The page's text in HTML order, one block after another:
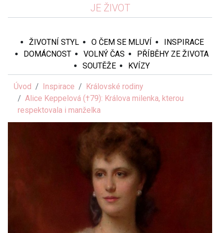
JE ŽIVOT
ŽIVOTNÍ STYL O ČEM SE MLUVÍ
INSPIRACE
DOMÁCNOST
VOLNÝ ČAS
PŘÍBĚHY ZE ŽIVOTA
SOUTĚŽE
KVÍZY
Úvod Inspirace
Královské rodiny
Alice Keppelová (†79): Králova milenka, kterou
respektovala i manželka